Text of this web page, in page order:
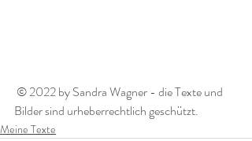
Bilder sind urheberrechtlich geschützt.
Meine Texte